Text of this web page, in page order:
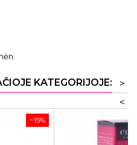
KATEGORIJOJE:
>
<
−15%